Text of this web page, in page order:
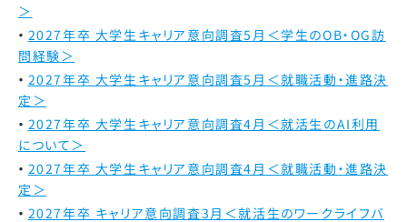
＞
2027年卒 大学生キャリア意向調査5月＜学生のOB・OG訪
問経験＞
2027年卒 大学生キャリア意向調査5月＜就職活動・進路決
定＞
2027年卒 大学生キャリア意向調査4月＜就活生のAI利用
について＞
2027年卒 大学生キャリア意向調査4月＜就職活動・進路決
定＞
2027年卒 キャリア意向調査3月＜就活生のワークライフバ